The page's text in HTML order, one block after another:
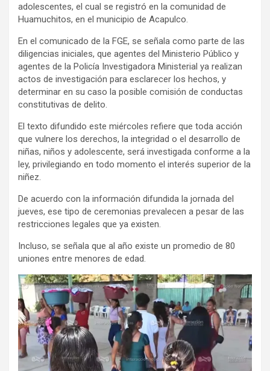
adolescentes, el cual se registró en la comunidad de
Huamuchitos, en el municipio de Acapulco.
En el comunicado de la FGE, se señala como parte de las
diligencias iniciales, que agentes del Ministerio Público y
agentes de la Policía Investigadora Ministerial ya realizan
actos de investigación para esclarecer los hechos, y
determinar en su caso la posible comisión de conductas
constitutivas de delito.
El texto difundido este miércoles refiere que toda acción
que vulnere los derechos, la integridad o el desarrollo de
niñas, niños y adolescente, será investigada conforme a la
ley, privilegiando en todo momento el interés superior de la
niñez.
De acuerdo con la información difundida la jornada del
jueves, ese tipo de ceremonias prevalecen a pesar de las
restricciones legales que ya existen.
Incluso, se señala que al año existe un promedio de 80
uniones entre menores de edad.